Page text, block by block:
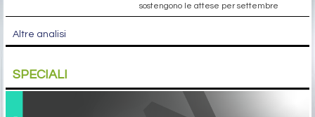
sostengono le attese per settembre
Altre analisi
SPECIALI